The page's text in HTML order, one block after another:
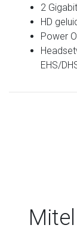
2
HD
Power
EHS/